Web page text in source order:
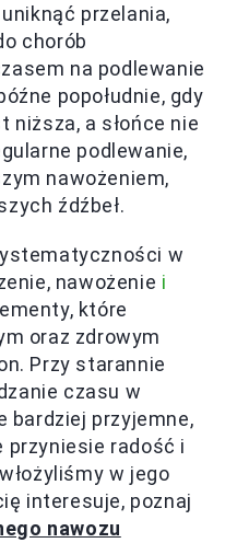
uniknąć przelania,
chorób
na podlewanie
popołudnie, gdy
a słońce nie
podlewanie,
nawożeniem,
źdźbeł.
w
nawożenie i
które
oraz zdrowym
Przy starannie
czasu w
bardziej przyjemne,
przyniesie radość i
w jego
interesuje, poznaj
nawozu